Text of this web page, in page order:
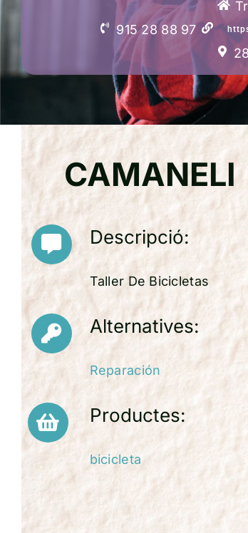
915 28 88 97
CAMANELI
Descripció:
Taller De Bicicletas
Alternatives:
Reparación
Productes:
bicicleta